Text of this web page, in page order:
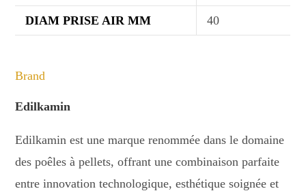
DIAM PRISE AIR MM 40
Brand
Edilkamin
Edilkamin est une marque renommée dans le domaine
des poêles à pellets, offrant une combinaison parfaite
entre innovation technologique, esthétique soignée et